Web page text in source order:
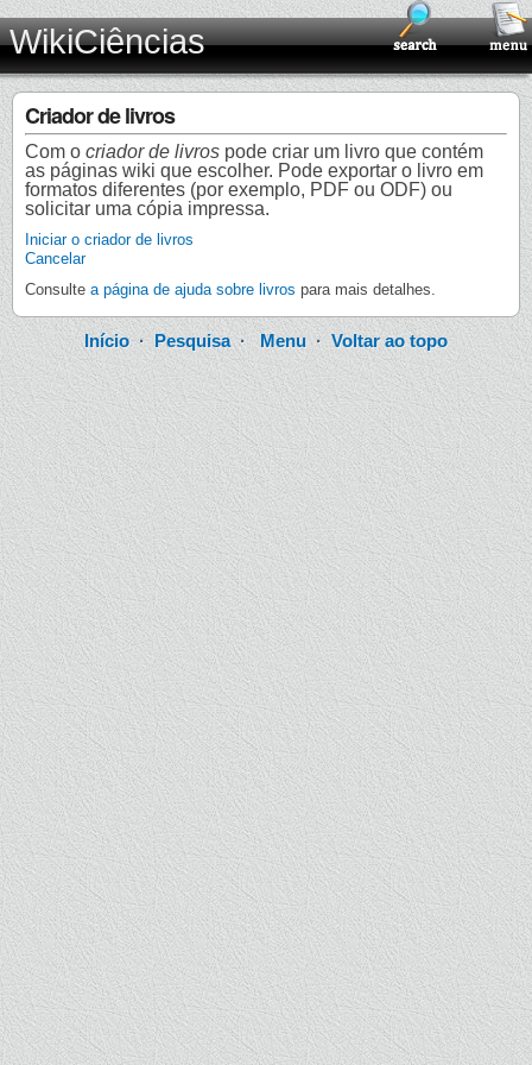
WikiCiências
Criador de livros
Com o criador de livros pode criar um livro que contém
as páginas wiki que escolher. Pode exportar o livro em
formatos diferentes (por exemplo, PDF ou ODF) ou
solicitar uma cópia impressa.
Iniciar o criador de livros
Cancelar
Consulte a página de ajuda sobre livros para mais detalhes.
Início· Pesquisa·Menu · Voltar ao topo